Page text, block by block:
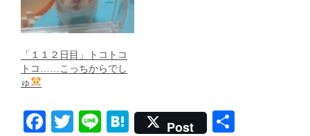
「１１２日目」トコトコ
トコ……こっちからでし
ゅ
F
T
Li
H
Post